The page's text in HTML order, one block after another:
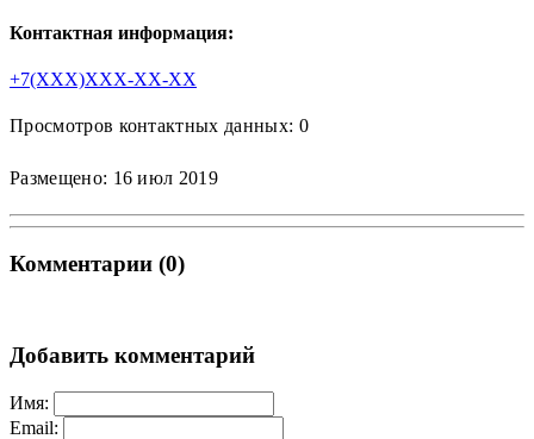
Контактная информация:
+7(XXX)XXX-XX-XX
Просмотров контактных данных: 0
Размещено: 16 июл 2019
Комментарии (0)
Добавить комментарий
Имя:
Email: